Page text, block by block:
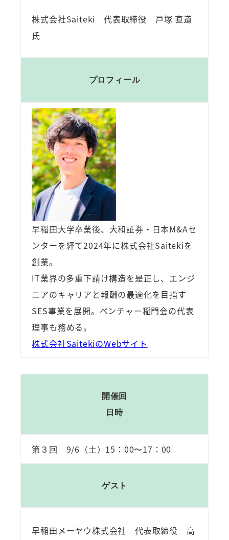
株式会社Saiteki 代表取締役 戸塚 直道
氏
プロフィール
早稲田大学卒業後、大和証券・日本M&Aセ
ンターを経て2024年に株式会社Saitekiを
創業。
IT業界の多重下請け構造を是正し、エンジ
ニアのキャリアと報酬の最適化を目指す
SES事業を展開。ベンチャー稲門会の代表
理事も務める。
株式会社SaitekiのWebサイト
開催回
日時
第３回 9/6（土）15：00〜17：00
ゲスト
早稲田メーヤウ株式会社 代表取締役 高